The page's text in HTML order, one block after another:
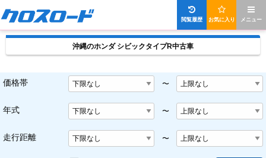
メニュー
お気に入り
閲覧履歴
沖縄のホンダ シビックタイプR中古車
価格帯 〜
年式 〜
走行距離 〜